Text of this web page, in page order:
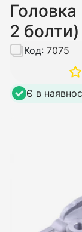
Головка
2
Код: 7075
Є в